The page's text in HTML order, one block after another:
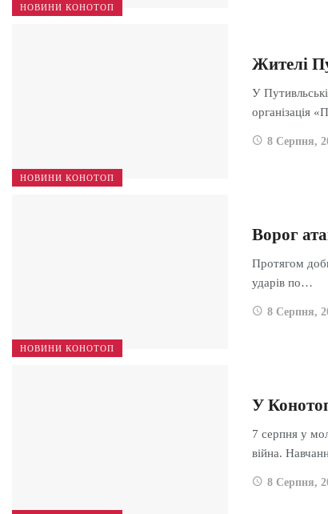
НОВИНИ КОНОТОП
НОВИНИ КОНОТОП
Жителі
У
організація
8 Серпня,
НОВИНИ КОНОТОП
Ворог
Протягом
ударів по…
8 Серпня,
У
7 серпня у
війна.
8 Серпня,